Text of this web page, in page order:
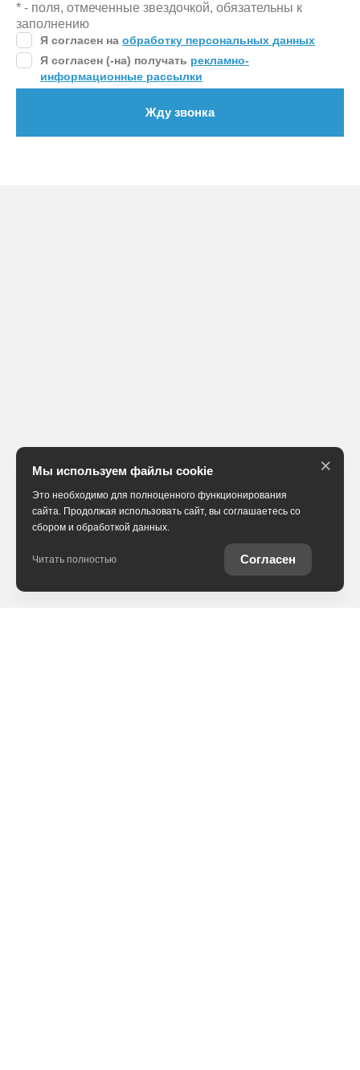
* - поля, отмеченные звездочкой, обязательны к
заполнению
Я согласен на обработку персональных данных
Я согласен (-на) получать рекламно-
информационные рассылки
Жду звонка
Мы используем файлы cookie
Это необходимо для полноценного функционирования
сайта. Продолжая использовать сайт, вы соглашаетесь со
сбором и обработкой данных.
Читать полностью Согласен
×